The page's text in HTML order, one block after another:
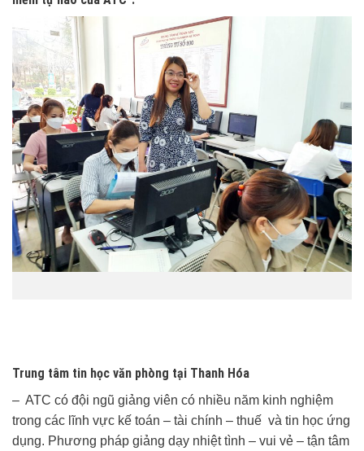
Trung tâm tin học văn phòng tại Thanh Hóa
– ATC có đội ngũ giảng viên có nhiều năm kinh nghiệm
trong các lĩnh vực kế toán – tài chính – thuế và tin học ứng
dụng. Phương pháp giảng dạy nhiệt tình – vui vẻ – tận tâm